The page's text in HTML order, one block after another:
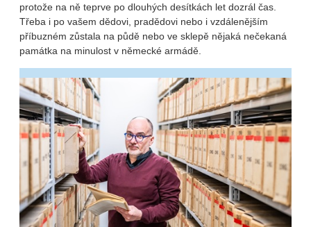
protože na ně teprve po dlouhých desítkách let dozrál čas.
Třeba i po vašem dědovi, pradědovi nebo i vzdálenějším
příbuzném zůstala na půdě nebo ve sklepě nějaká nečekaná
památka na minulost v německé armádě.